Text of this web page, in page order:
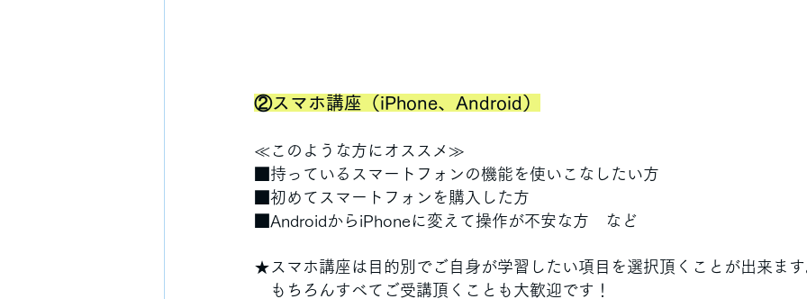
②スマホ講座（iPhone、Android）
≪このような方にオススメ≫
■持っているスマートフォンの機能を使いこなしたい方
■初めてスマートフォンを購入した方
■AndroidからiPhoneに変えて操作が不安な方　など
★スマホ講座は目的別でご自身が学習したい項目を選択頂くことが出来ま
もちろんすべてご受講頂くことも大歓迎です！